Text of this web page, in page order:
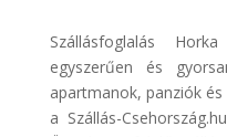
Discover
Cars
Szállásfoglalás
egyszerűen és
apartmanok, panziók
a Szállás-